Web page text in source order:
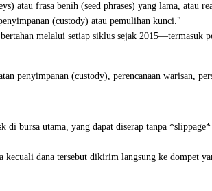
frasa benih (seed phrases) yang lama, atau
(custody) atau pemulihan kunci."
melalui setiap siklus sejak 2015—termasuk
penyimpanan (custody), perencanaan warisan,
bursa utama, yang dapat diserap tanpa
dana tersebut dikirim langsung ke dompet